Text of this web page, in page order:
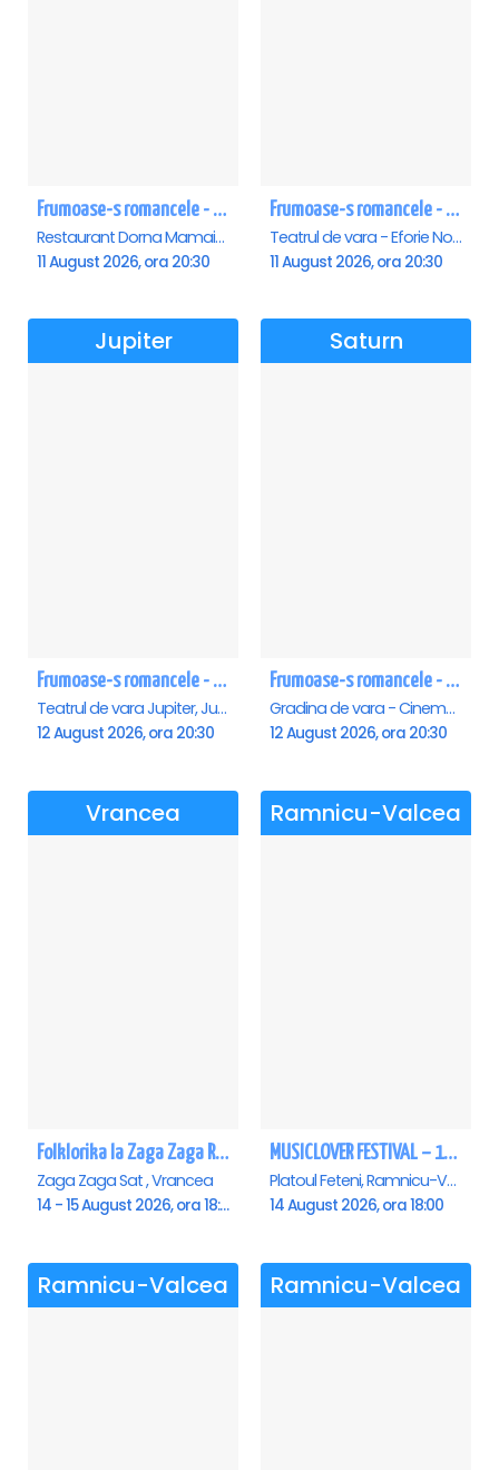
Frumoase-s romancele - Mamaia
Restaurant Dorna Mamaia, Mamaia
11 August 2026, ora 20:30
Frumoase-s romancele - Eforie Nord
Teatrul de vara - Eforie Nord, Eforie-Nord
11 August 2026, ora 20:30
Jupiter
Frumoase-s romancele - Jupiter
Teatrul de vara Jupiter, Jupiter
12 August 2026, ora 20:30
Saturn
Frumoase-s romancele - Saturn
Gradina de vara - Cinema Saturn, Saturn
12 August 2026, ora 20:30
Vrancea
Folklorika la Zaga Zaga Resort - Anulat
Zaga Zaga Sat , Vrancea
14 - 15 August 2026, ora 18:00
Ramnicu-Valcea
MUSICLOVER FESTIVAL – 14 August – Puya, Johny Romano, Shift, Badd G, DJ Matei & Bogdanov
Platoul Feteni, Ramnicu-Valcea
14 August 2026, ora 18:00
Ramnicu-Valcea Ramnicu-Valcea